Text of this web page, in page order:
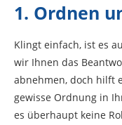
1. Ordnen
Klingt einfach, ist es
wir Ihnen das
abnehmen, doch hilft
gewisse Ordnung in
es überhaupt keine